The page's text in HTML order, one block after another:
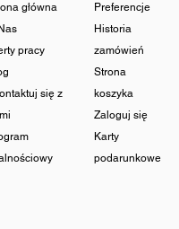
główna
pracy
się z
Preferencje
Historia
zamówień
Strona
koszyka
Zaloguj się
Karty
podarunkowe